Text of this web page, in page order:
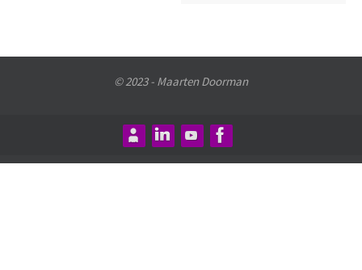
© 2023 - Maarten Doorman